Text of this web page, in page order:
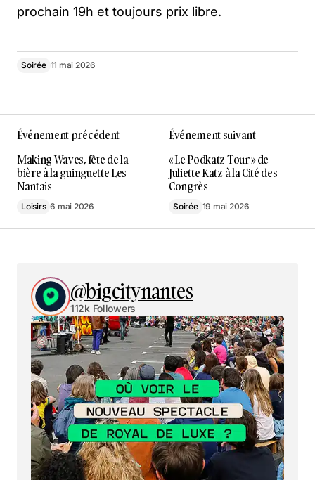
prochain 19h et toujours prix libre.
Soirée 11 mai 2026
Événement précédent
Making Waves, fête de la
bière à la guinguette Les
Nantais
Loisirs 6 mai 2026
Événement suivant
« Le Podkatz Tour » de
Juliette Katz à la Cité des
Congrès
Soirée 19 mai 2026
@bigcitynantes
112k Followers